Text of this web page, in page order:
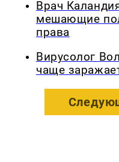
Врач
мешающие
права
Вирусолог
чаще